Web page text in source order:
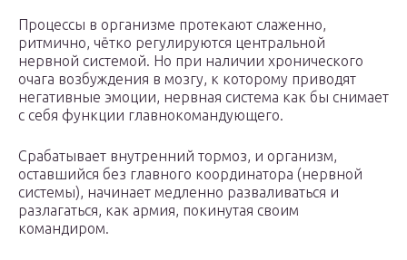
Процессы в организме протекают слаженно,
ритмично, чётко регулируются центральной
нервной системой. Но при наличии хронического
очага возбуждения в мозгу, к которому приводят
негативные эмоции, нервная система как бы снимает
с себя функции главнокомандующего.
Срабатывает внутренний тормоз, и организм,
оставшийся без главного координатора (нервной
системы), начинает медленно разваливаться и
разлагаться, как армия, покинутая своим
командиром.